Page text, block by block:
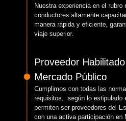
Nuestra experiencia en el
conductores altamente
manera rápida y eficiente,
viaje superior.
Proveedor
Mercado Público
Cumplimos con todas las
requisitos, según lo estipulado
permiten ser proveedores del
con una activa participación en